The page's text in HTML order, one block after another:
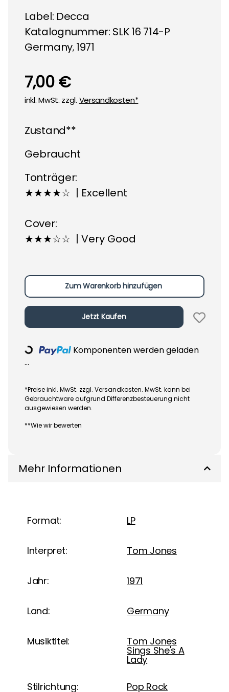
Label: Decca
Katalognummer: SLK 16 714-P
Germany, 1971
7,00 €
inkl. MwSt. zzgl. Versandkosten*
Zustand**
Gebraucht
Tonträger:
★★★★☆ | Excellent
Cover:
★★★☆☆ | Very Good
Zum Warenkorb hinzufügen
Jetzt Kaufen
Loading...
Komponenten werden geladen
...
*Preise inkl. MwSt. zzgl. Versandkosten. MwSt. kann bei
Gebrauchtware aufgrund Differenzbesteuerung nicht
ausgewiesen werden.
**Wie wir bewerten
Mehr Informationen
Format: LP
Interpret: Tom Jones
Jahr: 1971
Land: Germany
Musiktitel: Tom Jones
Sings She's A
Lady
Stilrichtung: Pop Rock